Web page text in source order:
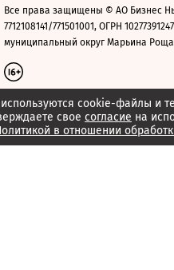
cookie-файлы и
свое согласие на
в отношении
Все права защищены © АО Бизнес
7712108141/771501001, ОГРН
муниципальный округ Марьина